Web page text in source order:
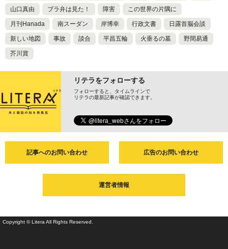
山口真由 ブラ弁は見た！ 障害 この世界の片隅に
月刊Hanada 南スーダン 岸博幸 行政文書 日露首脳会談
新しい地図 事故 談合 平昌五輪 火垂るの墓 野間易通
芥川賞
リテラをフォローする
フォローすると、タイムラインで
リテラの最新記事が確認できます。
記事へのお問い合わせ 広告のお問い合わせ
運営者情報
Copyright © Litera All Rights Reserved.